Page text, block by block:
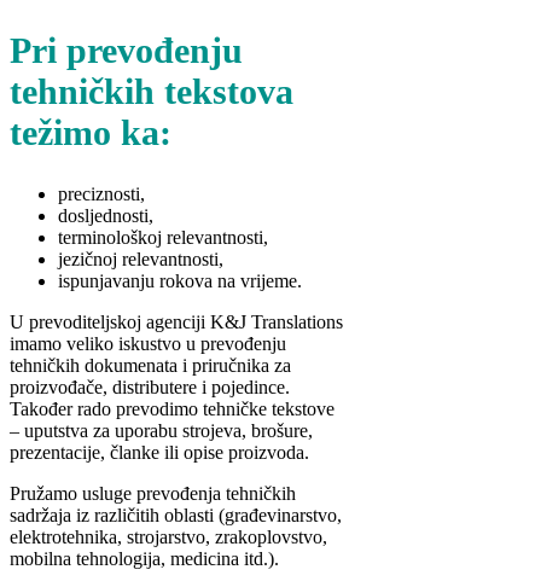
Pri prevođenju
tehničkih tekstova
težimo ka:
preciznosti,
dosljednosti,
terminološkoj relevantnosti,
jezičnoj relevantnosti,
ispunjavanju rokova na vrijeme.
U prevoditeljskoj agenciji K&J Translations
imamo veliko iskustvo u prevođenju
tehničkih dokumenata i priručnika za
proizvođače, distributere i pojedince.
Također rado prevodimo tehničke tekstove
– uputstva za uporabu strojeva, brošure,
prezentacije, članke ili opise proizvoda.
Pružamo usluge prevođenja tehničkih
sadržaja iz različitih oblasti (građevinarstvo,
elektrotehnika, strojarstvo, zrakoplovstvo,
mobilna tehnologija, medicina itd.).